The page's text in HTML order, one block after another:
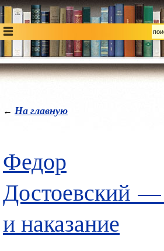
← На главную
Федор
Достоевский
и наказание